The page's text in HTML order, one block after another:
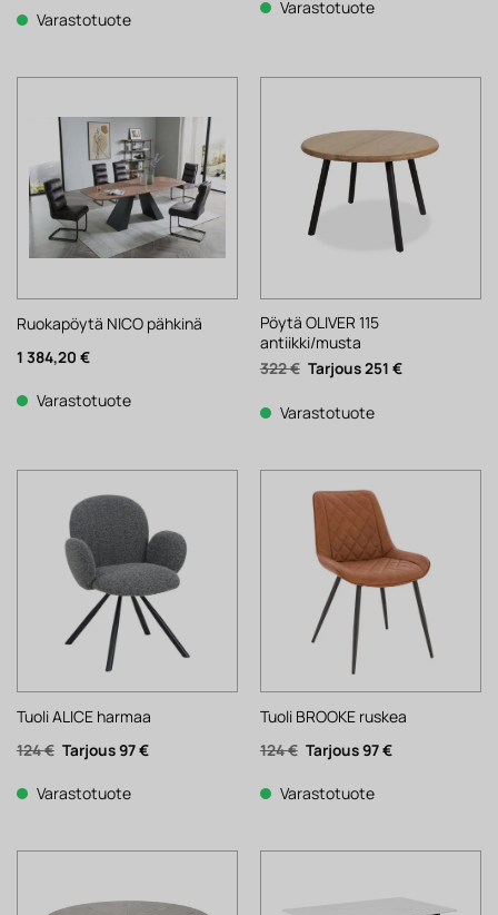
1
438 €.
Varastotuote
124 €.
Varastotuote
Ruokapöytä NICO pähkinä
1 384,20 €
Varastotuote
Pöytä OLIVER 115
antiikki/musta
322€ Alkuperäinen
hinta
322 €.
251 €Nykyinen
Varastotuote
Tuoli ALICE harmaa
124€ Alkuperäinen
hinta
124 €.
97€Nykyinen
Varastotuote
Tuoli BROOKE ruskea
124€ Alkuperäinen
hinta
124 €.
97€Nykyinen
Varastotuote